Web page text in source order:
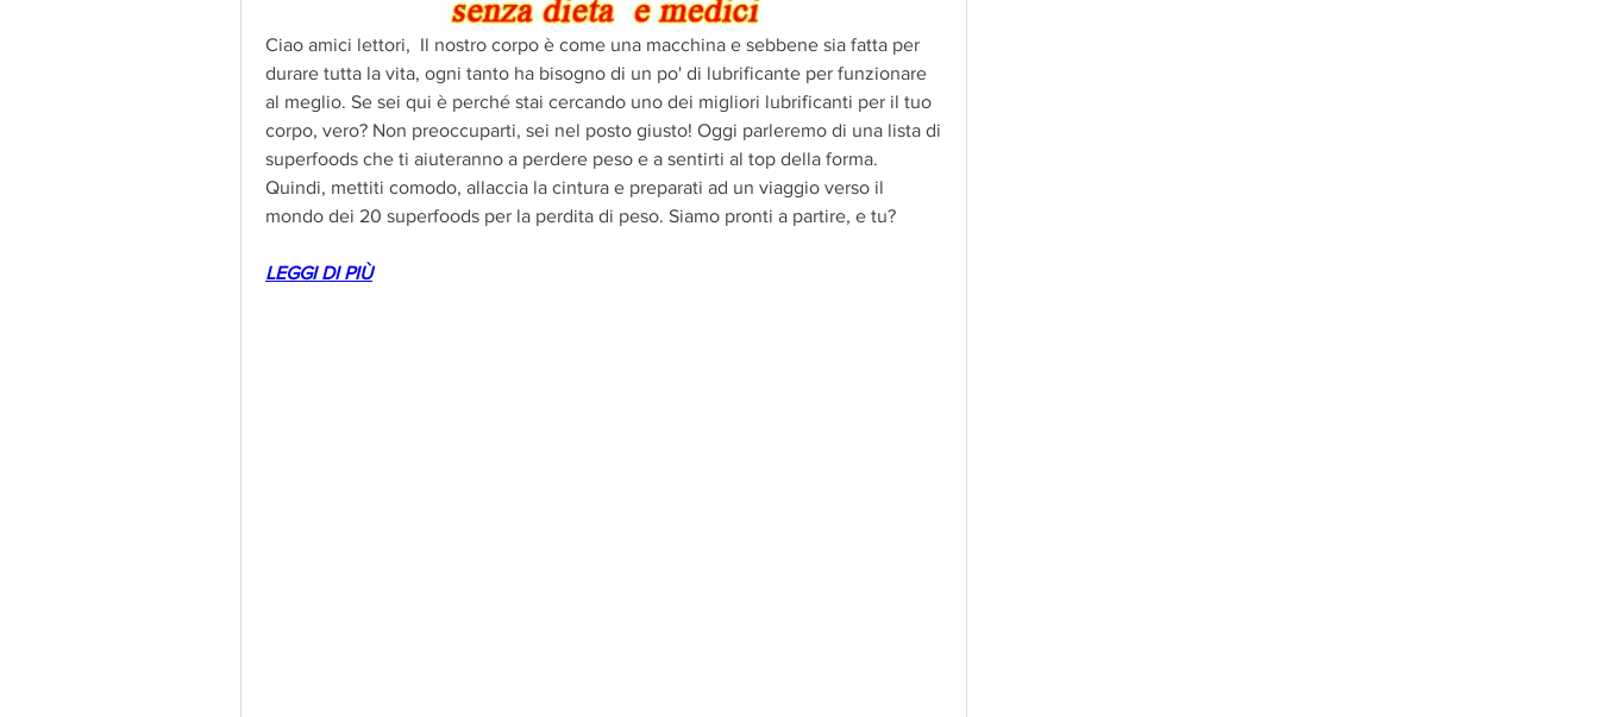
Ciao amici lettori,  Il nostro corpo è come una macchina e sebbene sia fatta per
durare tutta la vita, ogni tanto ha bisogno di un po' di lubrificante per funzionare
al meglio. Se sei qui è perché stai cercando uno dei migliori lubrificanti per il tuo
corpo, vero? Non preoccuparti, sei nel posto giusto! Oggi parleremo di una lista di
superfoods che ti aiuteranno a perdere peso e a sentirti al top della forma.
Quindi, mettiti comodo, allaccia la cintura e preparati ad un viaggio verso il
mondo dei 20 superfoods per la perdita di peso. Siamo pronti a partire, e tu?
LEGGI DI PIÙ